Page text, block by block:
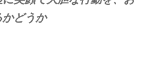
どうか